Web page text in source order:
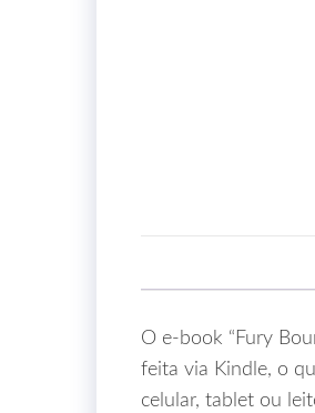
O e‑book “Fury
feita via Kindle, o
celular, tablet ou